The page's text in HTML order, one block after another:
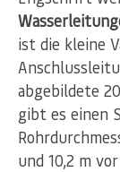
ist die kleine
abgebildete
gibt es einen
und 10,2 m